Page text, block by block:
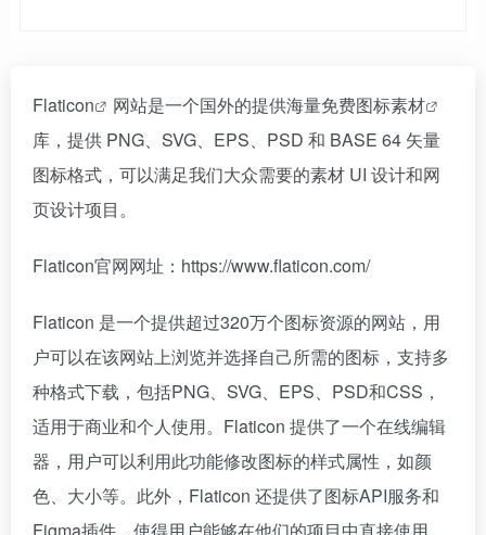
Flaticon 网站是一个国外的提供海量免费图标素材
库，提供 PNG、SVG、EPS、PSD 和 BASE 64 矢量
图标格式，可以满足我们大众需要的素材 UI 设计和网
页设计项目。
Flaticon官网网址：https://www.flaticon.com/
Flaticon 是一个提供超过320万个图标资源的网站，用
户可以在该网站上浏览并选择自己所需的图标，支持多
种格式下载，包括PNG、SVG、EPS、PSD和CSS，
适用于商业和个人使用。Flaticon 提供了一个在线编辑
器，用户可以利用此功能修改图标的样式属性，如颜
色、大小等。此外，Flaticon 还提供了图标API服务和